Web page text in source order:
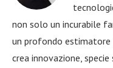
non solo un incurabile
un profondo
crea innovazione,